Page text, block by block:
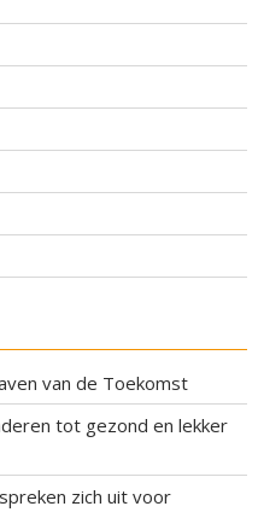
van de Toekomst
tot gezond en lekker
zich uit voor